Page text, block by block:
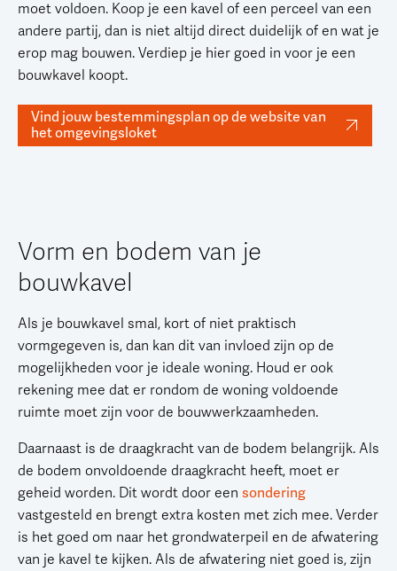
moet voldoen. Koop je een kavel of een perceel van een
andere partij, dan is niet altijd direct duidelijk of en wat je
erop mag bouwen. Verdiep je hier goed in voor je een
bouwkavel koopt.
Vind jouw bestemmingsplan op de website van
het omgevingsloket
Vorm en bodem van je
bouwkavel
Als je bouwkavel smal, kort of niet praktisch
vormgegeven is, dan kan dit van invloed zijn op de
mogelijkheden voor je ideale woning. Houd er ook
rekening mee dat er rondom de woning voldoende
ruimte moet zijn voor de bouwwerkzaamheden.
Daarnaast is de draagkracht van de bodem belangrijk. Als
de bodem onvoldoende draagkracht heeft, moet er
geheid worden. Dit wordt door een sondering
vastgesteld en brengt extra kosten met zich mee. Verder
is het goed om naar het grondwaterpeil en de afwatering
van je kavel te kijken. Als de afwatering niet goed is, zijn